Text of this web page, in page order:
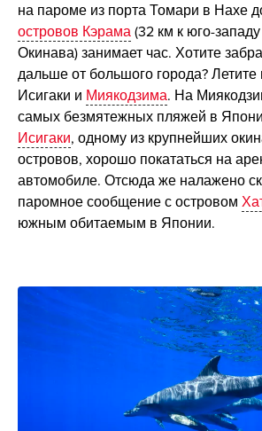
на пароме из порта Томари в Нахе
островов Кэрама(32 км к юго-
Окинава) занимает час. Хотите
дальше от большого города? Летите
Исигаки и Миякодзима. На
самых безмятежных пляжей в
Исигаки, одному из крупнейших
островов, хорошо покататься на
автомобиле. Отсюда же налажено
паромное сообщение с островом
южным обитаемым в Японии.